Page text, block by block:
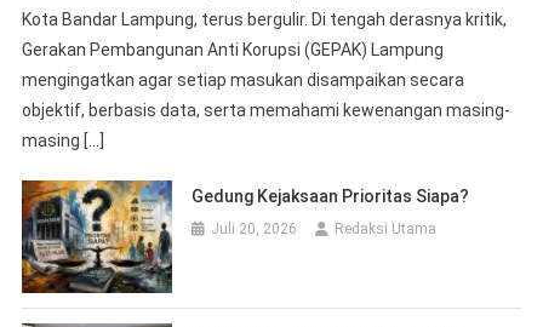
Kota Bandar Lampung, terus bergulir. Di tengah derasnya kritik,
Gerakan Pembangunan Anti Korupsi (GEPAK) Lampung
mengingatkan agar setiap masukan disampaikan secara
objektif, berbasis data, serta memahami kewenangan masing-
masing […]
Gedung Kejaksaan Prioritas Siapa?
Juli 20, 2026 Redaksi Utama